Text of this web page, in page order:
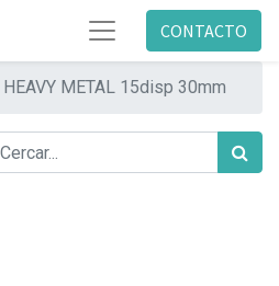
CONTACTO
HEAVY METAL 15disp 30mm